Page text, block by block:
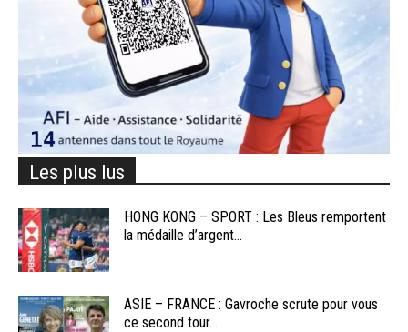
Les plus lus
HONG KONG – SPORT : Les Bleus remportent
la médaille d’argent...
ASIE – FRANCE : Gavroche scrute pour vous
ce second tour...